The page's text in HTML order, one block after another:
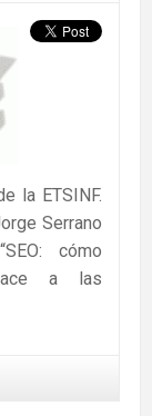
la ETSINF.
Serrano
cómo
a las